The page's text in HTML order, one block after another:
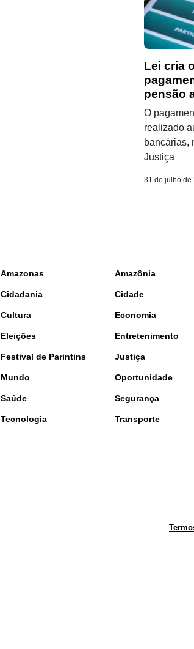
Lei cria
pensão
O
realizado
bancárias,
Justiça
31 de julho de
Amazonas Amazônia
Cidadania Cidade
Cultura Economia
Eleições Entretenimento
Festival de Parintins Justiça
Mundo Oportunidade
Saúde Segurança
Tecnologia Transporte